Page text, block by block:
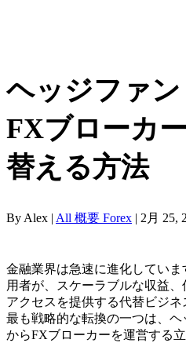
ヘッジファ
FXブローカ
替える方法
By Alex | All 概要 Forex | 2月 25,
金融業界は急速に進化してい
用者が、スケーラブルな収益
アクセスを提供する代替ビジネ
最も戦略的な転換の一つは、
からFXブローカーを運営する